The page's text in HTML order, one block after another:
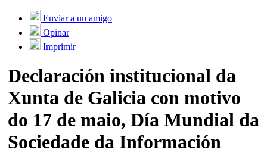
Enviar a un amigo
Opinar
Imprimir
Declaración institucional da
Xunta de Galicia con motivo
do 17 de maio, Día Mundial da
Sociedade da Información